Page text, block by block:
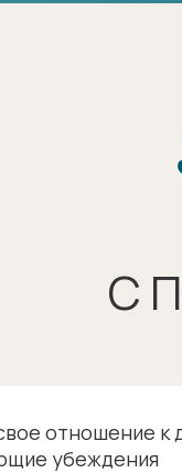
С
отношение к
убеждения